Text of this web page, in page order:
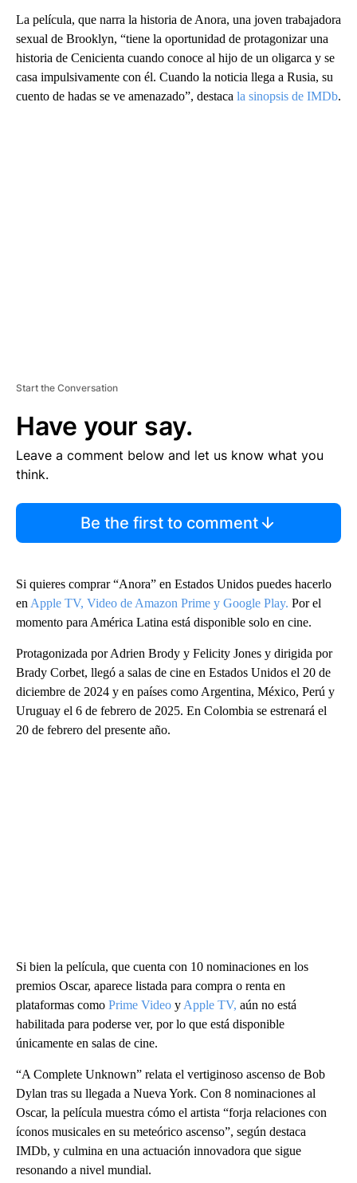
La película, que narra la historia de Anora, una joven trabajadora
sexual de Brooklyn, “tiene la oportunidad de protagonizar una
historia de Cenicienta cuando conoce al hijo de un oligarca y se
casa impulsivamente con él. Cuando la noticia llega a Rusia, su
cuento de hadas se ve amenazado”, destaca la sinopsis de IMDb.
Start the Conversation
Have your say.
Leave a comment below and let us know what you
think.
Be the first to comment
Si quieres comprar “Anora” en Estados Unidos puedes hacerlo
en Apple TV, Video de Amazon Prime y Google Play. Por el
momento para América Latina está disponible solo en cine.
Protagonizada por Adrien Brody y Felicity Jones y dirigida por
Brady Corbet, llegó a salas de cine en Estados Unidos el 20 de
diciembre de 2024 y en países como Argentina, México, Perú y
Uruguay el 6 de febrero de 2025. En Colombia se estrenará el
20 de febrero del presente año.
Si bien la película, que cuenta con 10 nominaciones en los
premios Oscar, aparece listada para compra o renta en
plataformas como Prime Video y Apple TV, aún no está
habilitada para poderse ver, por lo que está disponible
únicamente en salas de cine.
“A Complete Unknown” relata el vertiginoso ascenso de Bob
Dylan tras su llegada a Nueva York. Con 8 nominaciones al
Oscar, la película muestra cómo el artista “forja relaciones con
íconos musicales en su meteórico ascenso”, según destaca
IMDb, y culmina en una actuación innovadora que sigue
resonando a nivel mundial.